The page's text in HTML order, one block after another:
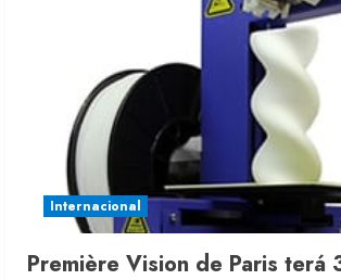
Internacional
Première Vision de Paris terá
Renata Caixeta
Sou de Algodão
5 de agosto de 2026
Fakini prevê R$345